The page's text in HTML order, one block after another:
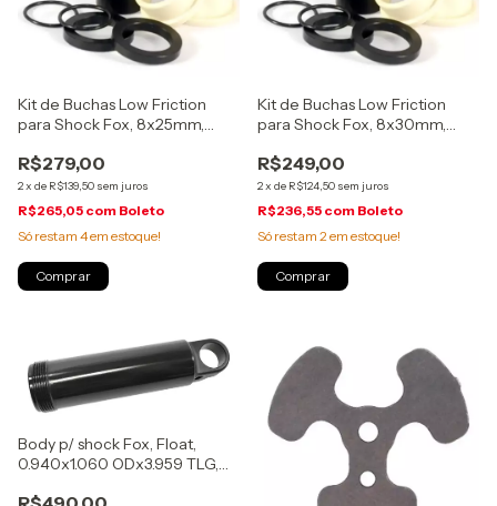
Kit de Buchas Low Friction
para Shock Fox, 8x25mm,
R$279,00
2x de R$139,50 sem juros
R$265,05 com Boleto
Só restam 4em estoque!
Kit de Buchas Low Friction
para Shock Fox, 8x30mm,
R$249,00
2x de R$124,50 sem juros
R$236,55 com Boleto
Só restam 2em estoque!
Body p/ shock Fox, Float,
0.940x1.060 ODx3.959 TLG,